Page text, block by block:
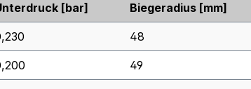
[bar] Biegeradius [mm]
48
49